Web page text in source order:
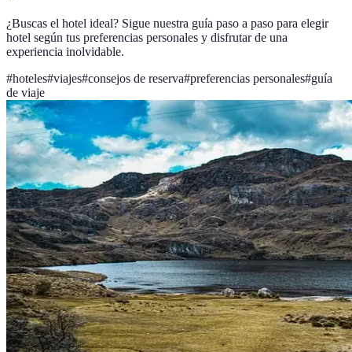
¿Buscas el hotel ideal? Sigue nuestra guía paso a paso para elegir
hotel según tus preferencias personales y disfrutar de una
experiencia inolvidable.
#hoteles#viajes#consejos de reserva#preferencias personales#guía
de viaje